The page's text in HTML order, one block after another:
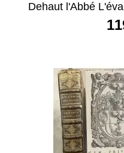
Dehaut l'Abbé